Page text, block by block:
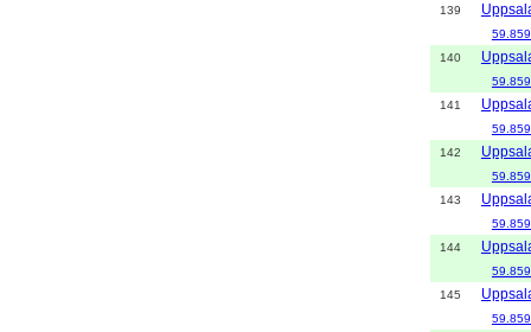
139
140
141
142
143
144
145